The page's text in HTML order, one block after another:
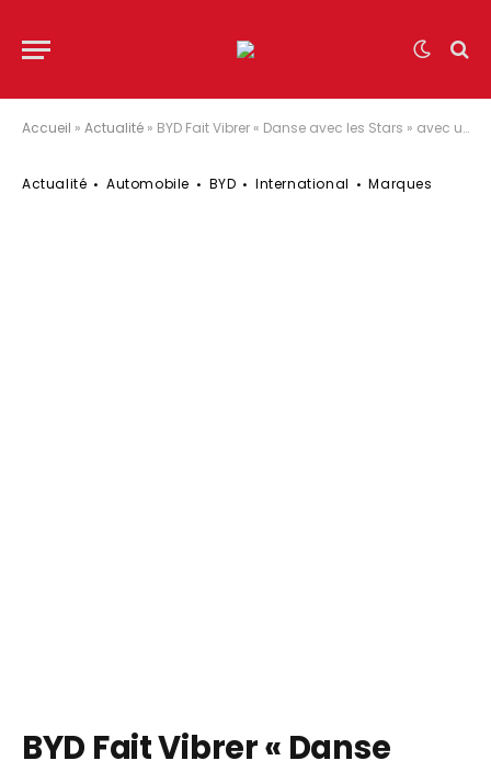
Accueil » Actualité » BYD Fait Vibrer « Danse avec les Stars » avec une Battle Électrique Inédite
Actualité Automobile BYD International Marques
BYD Fait Vibrer « Danse